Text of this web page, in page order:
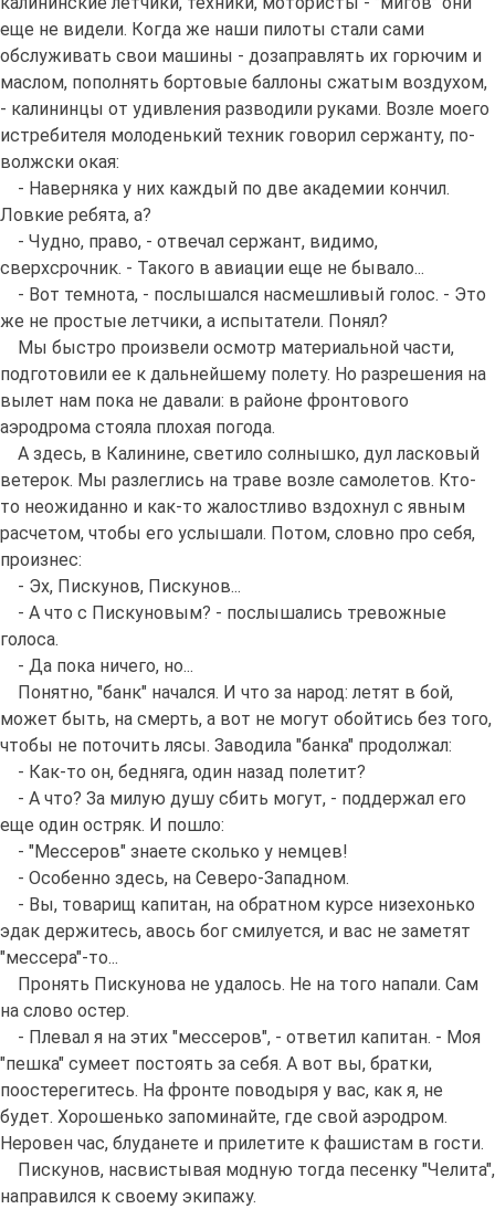
еще не видели. Когда же наши пилоты стали сами
обслуживать свои машины - дозаправлять их горючим и
маслом, пополнять бортовые баллоны сжатым воздухом,
- калининцы от удивления разводили руками. Возле моего
истребителя молоденький техник говорил сержанту, по-
волжски окая:
- Наверняка у них каждый по две академии кончил.
Ловкие ребята, а?
- Чудно, право, - отвечал сержант, видимо,
сверхсрочник. - Такого в авиации еще не бывало...
- Вот темнота, - послышался насмешливый голос. - Это
же не простые летчики, а испытатели. Понял?
Мы быстро произвели осмотр материальной части,
подготовили ее к дальнейшему полету. Но разрешения на
вылет нам пока не давали: в районе фронтового
аэродрома стояла плохая погода.
А здесь, в Калинине, светило солнышко, дул ласковый
ветерок. Мы разлеглись на траве возле самолетов. Кто-
то неожиданно и как-то жалостливо вздохнул с явным
расчетом, чтобы его услышали. Потом, словно про себя,
произнес:
- Эх, Пискунов, Пискунов...
- А что с Пискуновым? - послышались тревожные
голоса.
- Да пока ничего, но...
Понятно, "банк" начался. И что за народ: летят в бой,
может быть, на смерть, а вот не могут обойтись без того,
чтобы не поточить лясы. Заводила "банка" продолжал:
- Как-то он, бедняга, один назад полетит?
- А что? За милую душу сбить могут, - поддержал его
еще один остряк. И пошло:
- "Мессеров" знаете сколько у немцев!
- Особенно здесь, на Северо-Западном.
- Вы, товарищ капитан, на обратном курсе низехонько
эдак держитесь, авось бог смилуется, и вас не заметят
"мессера"-то...
Пронять Пискунова не удалось. Не на того напали. Сам
на слово остер.
- Плевал я на этих "мессеров", - ответил капитан. - Моя
"пешка" сумеет постоять за себя. А вот вы, братки,
поостерегитесь. На фронте поводыря у вас, как я, не
будет. Хорошенько запоминайте, где свой аэродром.
Неровен час, блуданете и прилетите к фашистам в гости.
Пискунов, насвистывая модную тогда песенку "Челита",
направился к своему экипажу.